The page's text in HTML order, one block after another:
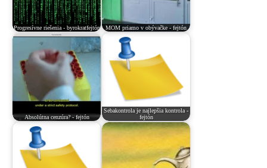
Progresívne riešenia - byrokratfejtón MOM priamo v obývačke - fejtón
Absolútna cenzúra? - fejtón
Sebakontrola je najlepšia kontrola -
fejtón